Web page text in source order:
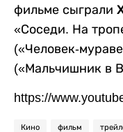
фильме сыграли
«Соседи. На
(«Человек-
(«Мальчишник в
https://
Кино фильм